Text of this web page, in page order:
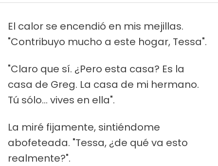
El calor se encendió en mis mejillas.
"Contribuyo mucho a este hogar, Tessa".
"Claro que sí. ¿Pero esta casa? Es la
casa de Greg. La casa de mi hermano.
Tú sólo... vives en ella".
La miré fijamente, sintiéndome
abofeteada. "Tessa, ¿de qué va esto
realmente?".